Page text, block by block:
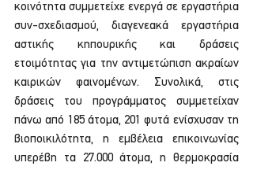
κοινότητα συμμετείχε ενεργά σε εργαστήρια
συν-σχεδιασμού, διαγενεακά εργαστήρια
αστικής κηπουρικής και δράσεις
ετοιμότητας για την αντιμετώπιση ακραίων
καιρικών φαινομένων. Συνολικά, στις
δράσεις του προγράμματος συμμετείχαν
πάνω από 185 άτομα, 201 φυτά ενίσχυσαν τη
βιοποικιλότητα, η εμβέλεια επικοινωνίας
υπερέβη τα 27.000 άτομα, η θερμοκρασία